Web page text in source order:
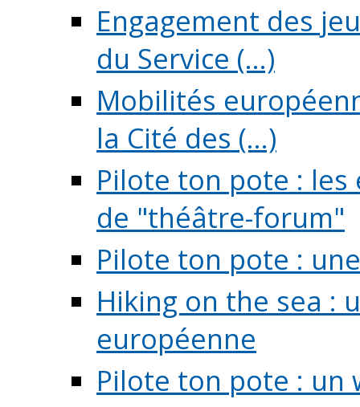
Engagement des
du Service (...)
Mobilités
la Cité des (...)
Pilote ton pote :
de "théâtre-forum"
Pilote ton pote :
Hiking on the sea :
européenne
Pilote ton pote : un